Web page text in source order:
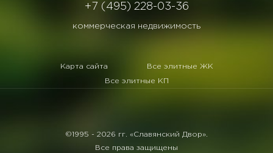
+7 (495) 228-03-36
коммерческая недвижимость
Карта сайта Все элитные ЖК
Все элитные КП
©1995 - 2026 гг. «Славянский Двор».
Все права защищены